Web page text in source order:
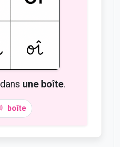
dans une boîte.
boîte